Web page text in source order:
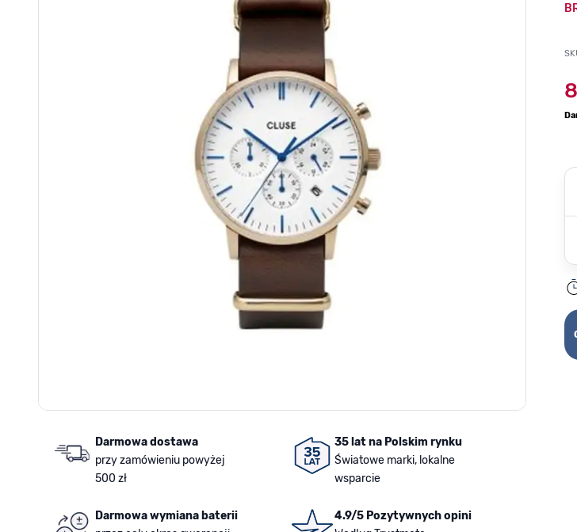
Darmowa dostawa
przy zamówieniu powyżej
500 zł
35 lat na Polskim rynku
Światowe marki, lokalne
wsparcie
Darmowa wymiana baterii
4.9/5 Pozytywnych opini